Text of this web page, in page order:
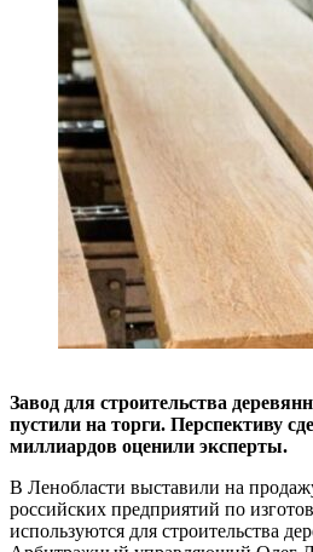
Завод для строительства
пустили на торги. Перспективу
миллиардов оценили эксперты.
В Ленобласти выставили на
российских предприятий по
используются для строительства